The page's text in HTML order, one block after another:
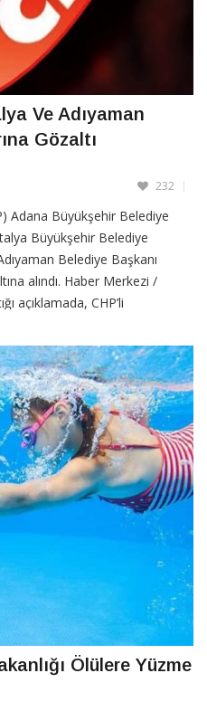
Ve Adıyaman
Gözaltı
232
Adana Büyükşehir Belediye
Büyükşehir Belediye
Belediye Başkanı
alındı. Haber Merkezi /
açıklamada, CHP’li
Ölülere Yüzme